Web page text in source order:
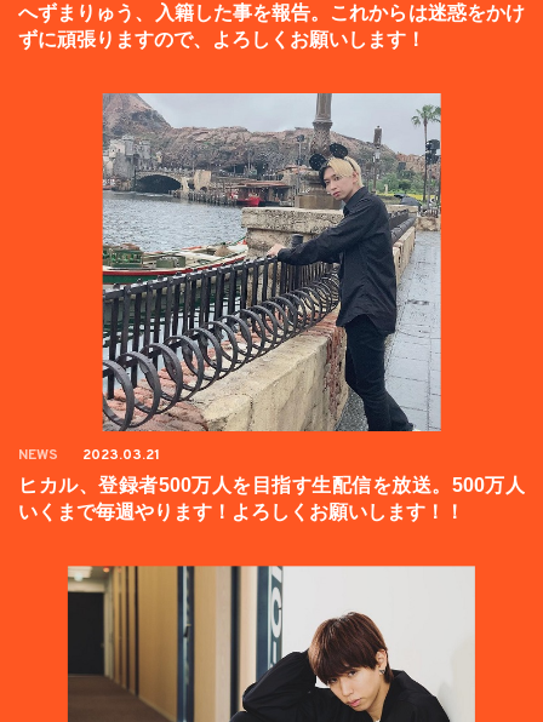
へずまりゅう、入籍した事を報告。これからは迷惑をかけ
ずに頑張りますので、よろしくお願いします！
NEWS 2023.03.21
ヒカル、登録者500万人を目指す生配信を放送。500万人
いくまで毎週やります！よろしくお願いします！！